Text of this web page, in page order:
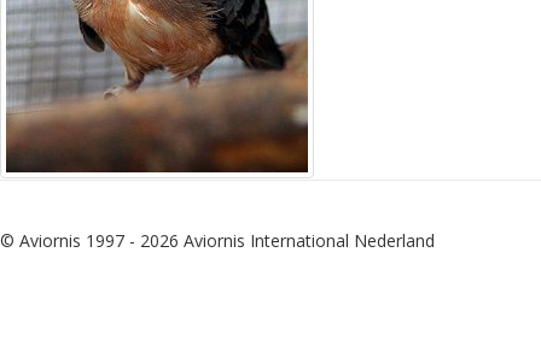
© Aviornis 1997 - 2026 Aviornis International Nederland